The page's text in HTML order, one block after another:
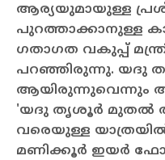
ആര്യയുമായുള്ള
പുറത്താക്കാനുള്ള
ഗതാഗത വകുപ്പ്
പറഞ്ഞിരുന്നു. യദു
ആയിരുന്നുവെന്നും
'യദു തൃശൂര്‍ മുതല്‍
വരെയുള്ള
മണിക്കൂര്‍ ഇയര്‍